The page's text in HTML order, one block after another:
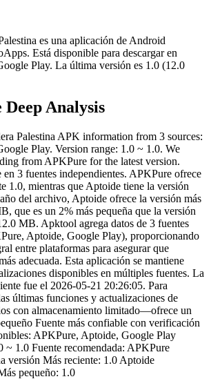
es una aplicación de Android
Está disponible para descargar en
Play. La última versión es 1.0 (12.0
Analysis
Palestina APK information from 3 sources:
Play. Version range: 1.0 ~ 1.0. We
from APKPure for the latest version.
3 fuentes independientes. APKPure ofrece
1.0, mientras que Aptoide tiene la versión
del archivo, Aptoide ofrece la versión más
que es un 2% más pequeña que la versión
MB. Apktool agrega datos de 3 fuentes
Aptoide, Google Play), proporcionando
entre plataformas para asegurar que
adecuada. Esta aplicación se mantiene
disponibles en múltiples fuentes. La
fue el 2026-05-21 20:26:05. Para
últimas funciones y actualizaciones de
con almacenamiento limitado—ofrece un
Fuente más confiable con verificación
APKPure, Aptoide, Google Play
~ 1.0 Fuente recomendada: APKPure
versión Más reciente: 1.0 Aptoide
pequeño: 1.0